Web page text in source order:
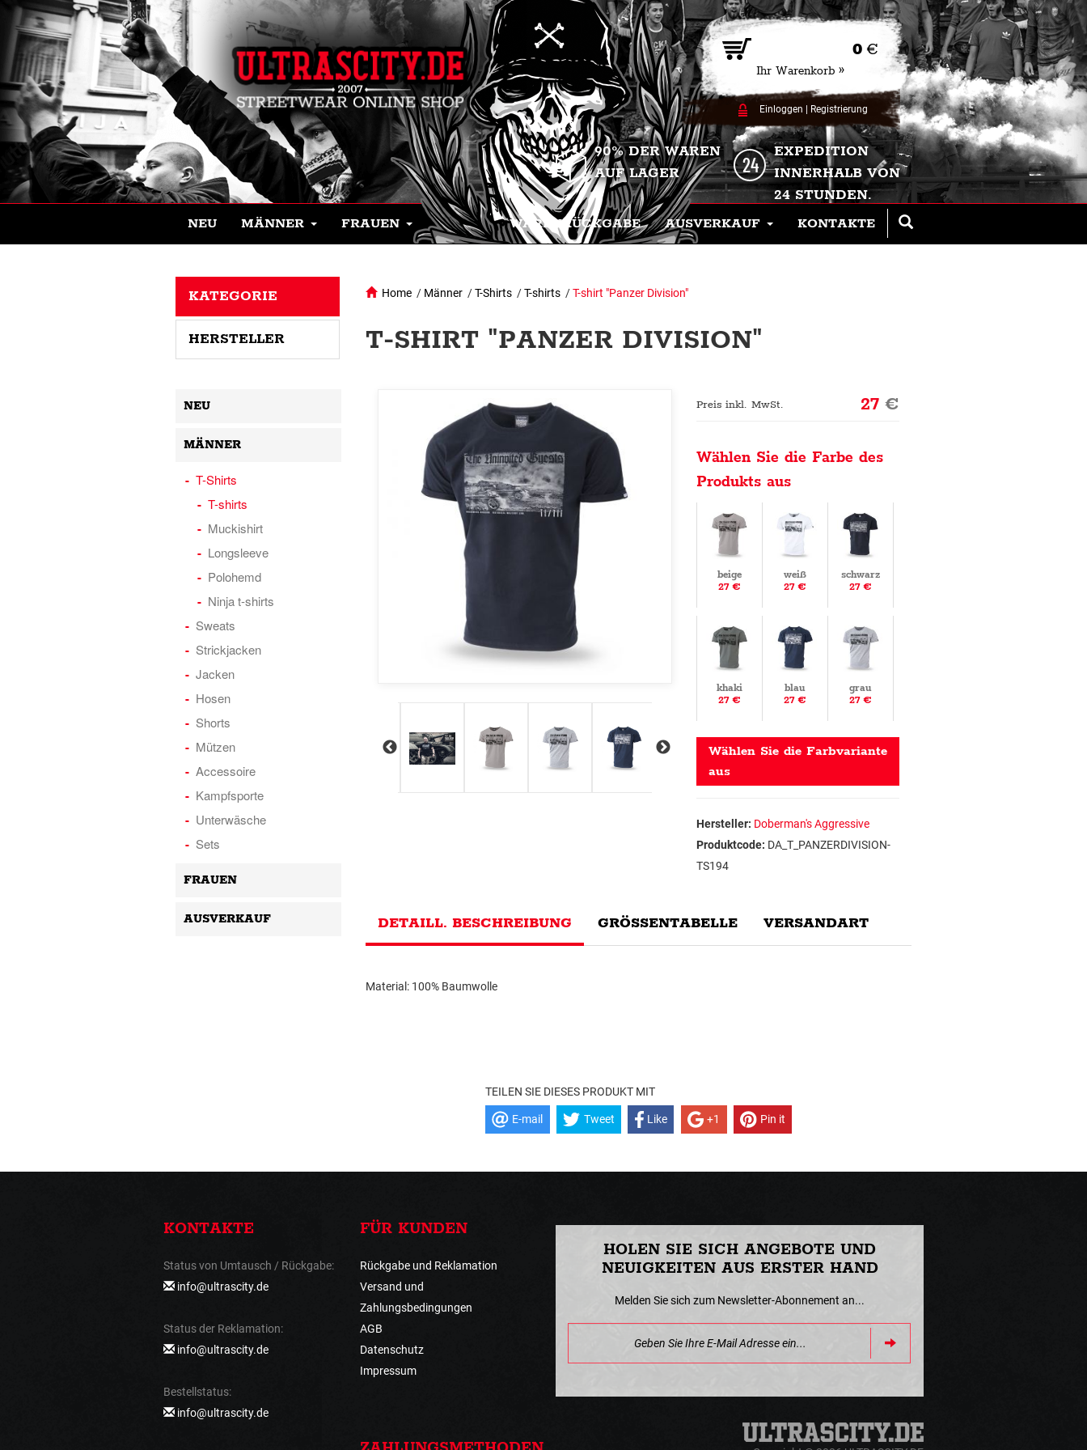
0 €
Ihr Warenkorb »
Einloggen Registrierung
90% DER WAREN
AUF LAGER
EXPEDITION
INNERHALB VON
24 STUNDEN.
NEU MÄNNER FRAUEN WARENRÜCKGABE AUSVERKAUF KONTAKTE
Home / Männer /T-Shirts /T-shirts /T-shirt "Panzer Division"
T-SHIRT "PANZER DIVISION"
Preis inkl. MwSt. 27€
Wählen Sie die Farbe des
Produkts aus
beige
27 €
weiß
27 €
schwarz
27 €
khaki
27 €
blau
27 €
grau
27 €
Wählen Sie die Farbvariante
aus
Hersteller: Doberman's Aggressive
Produktcode: DA_T_PANZERDIVISION-
TS194
DETAILL. BESCHREIBUNG GRÖSSENTABELLE VERSANDART
Material: 100% Baumwolle
TEILEN SIE DIESES PRODUKT MIT
E-mail Tweet Like +1 Pin it
KATEGORIE
HERSTELLER
NEU
MÄNNER
T-Shirts
T-shirts
Muckishirt
Longsleeve
Polohemd
Ninja t-shirts
Sweats
Strickjacken
Jacken
Hosen
Shorts
Mützen
Accessoire
Kampfsporte
Unterwäsche
Sets
FRAUEN
AUSVERKAUF
KONTAKTE
Status von Umtausch / Rückgabe:
info@ultrascity.de
Status der Reklamation:
info@ultrascity.de
Bestellstatus:
info@ultrascity.de
FÜR KUNDEN
Rückgabe und Reklamation
Versand und
Zahlungsbedingungen
AGB
Datenschutz
Impressum
HOLEN SIE SICH ANGEBOTE UND
NEUIGKEITEN AUS ERSTER HAND
Melden Sie sich zum Newsletter-Abonnement an...